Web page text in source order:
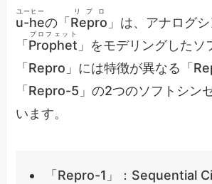
u-he
ユーヒー
の「 Repro
リプロ
」は、アナログ
「 Prophet
プロフェット
」をモデリングしたソ
「Repro」には特徴が異なる「
「Repro-5」の2つのソフトシン
います。
「Repro-1」：Sequential